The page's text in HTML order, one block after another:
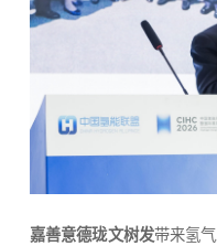
嘉善意德珑文树发带来氢